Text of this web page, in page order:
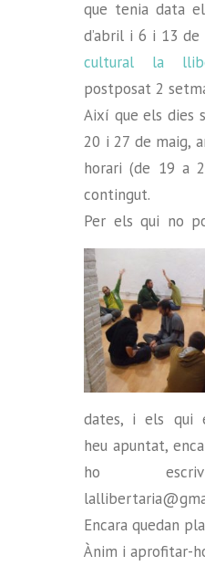
que tenia data
d’abril i 6 i 13
cultural la
postposat 2
Així que els dies
20 i 27 de maig,
horari (de 19 a
contingut.
Per els qui no
dates, i els qui
heu apuntat,
ho
Encara quedan
Ànim i aprofitar-